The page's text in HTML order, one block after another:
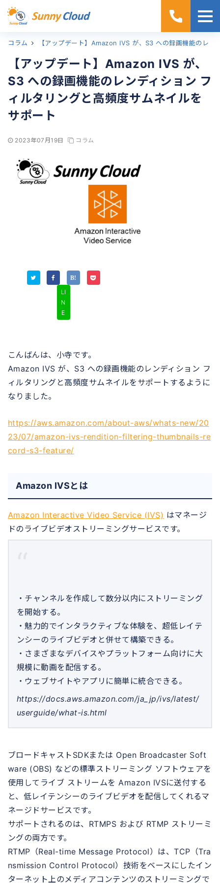
ホーム
コラム
【アップデート】Amazon IVS が、
S3 への録画機能のレンディション フ
ィルタリングと高頻度サムネイルを
サポート
2023年07月19日 コラム
LI
N
E
こんばんは、小寺です。
Amazon IVS が、S3 への録画機能のレンディション フ
ィルタリングと高頻度サムネイルをサポートするように
なりました。
https://aws.amazon.com/about-aws/whats-new/20
23/07/amazon-ivs-rendition-filtering-thumbnails-re
cord-s3-feature/
Amazon IVSとは
Amazon Interactive Video Service (IVS) はマネージ
ドのライブビデオストリーミングサービスです。
・チャンネルを作成して数分以内にストリーミング
を開始する。
・魅力的でインタラクティブな体験を、超低レイテ
ンシーのライブビデオと併せて構築できる。
・さまざまなデバイスやプラットフォーム向けに大
規模に動画を配信する。
・ウェブサイトやアプリに簡単に統合できる。
https://docs.aws.amazon.com/ja_jp/ivs/latest/
userguide/what-is.html
ブロードキャストSDKまたは Open Broadcaster Soft
ware (OBS) などの標準ストリーミング ソフトウェアを
使用してライブ ストリームを Amazon IVSに送付する
と、低レイテンシーのライブビデオを配信してくれるマ
ネージドサービスです。
サポートされるのは、RTMPS および RTMP ストリーミ
ングの両方です。
RTMP（Real-time Message Protocol）は、TCP（Tra
nsmission Control Protocol）技術をベースにしたイン
ターネット上のメディアコンテンツのストリーミングで